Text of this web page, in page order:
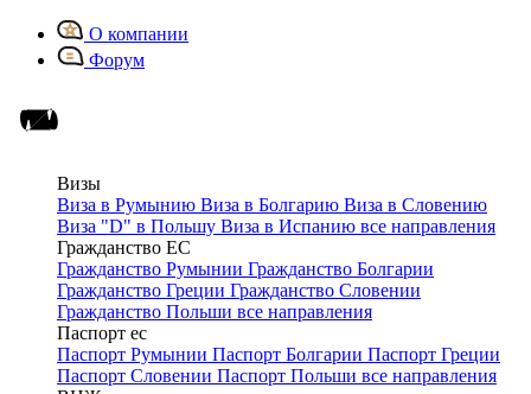
О компании
Форум
Визы
Виза в Румынию Виза в Болгарию Виза в Словению
Виза "D" в Польшу Виза в Испанию все направления
Гражданство ЕС
Гражданство Румынии Гражданство Болгарии
Гражданство Греции Гражданство Словении
Гражданство Польши все направления
Паспорт ес
Паспорт Румынии Паспорт Болгарии Паспорт Греции
Паспорт Словении Паспорт Польши все направления